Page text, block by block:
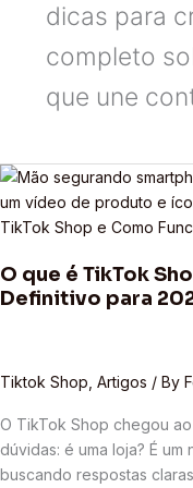
dicas para
completo
que une
O que é TikTok
Definitivo para
Tiktok Shop Artigos / By
O TikTok Shop chegou
dúvidas: é uma loja? É
buscando respostas
O
que
é
Shop
e
O
Definitivo
para
2025